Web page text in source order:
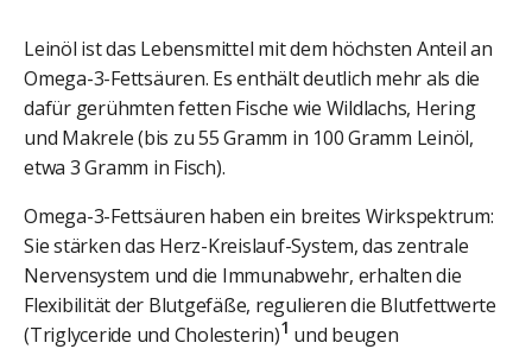
Leinöl ist das Lebensmittel mit dem höchsten Anteil an
Omega-3-Fettsäuren. Es enthält deutlich mehr als die
dafür gerühmten fetten Fische wie Wildlachs, Hering
und Makrele (bis zu 55 Gramm in 100 Gramm Leinöl,
etwa 3 Gramm in Fisch).
Omega-3-Fettsäuren haben ein breites Wirkspektrum:
Sie stärken das Herz-Kreislauf-System, das zentrale
Nervensystem und die Immunabwehr, erhalten die
Flexibilität der Blutgefäße, regulieren die Blutfettwerte
(Triglyceride und Cholesterin)1 und beugen